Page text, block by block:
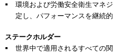
環境および労働安全衛生マネ
定し、パフォーマンスを継続的
ステークホルダー
世界中で適用されるすべての